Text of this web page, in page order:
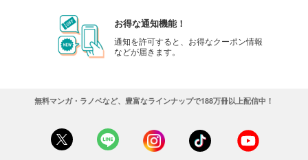
お得な通知機能！
通知を許可すると、お得なクーポン情報
などが届きます。
無料マンガ・ラノベなど、豊富なラインナップで188万冊以上配信中！